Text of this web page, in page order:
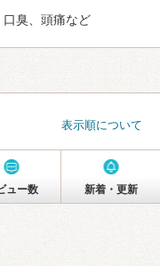
臭、頭痛など
表示順について
ュー数 新着・更新